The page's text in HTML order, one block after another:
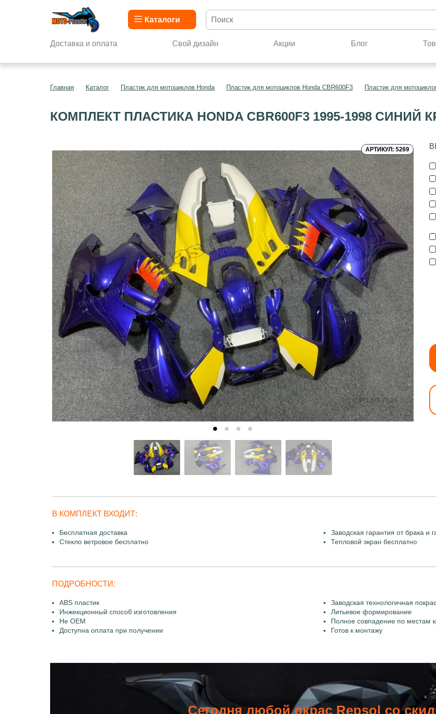
Каталоги
Доставка и оплата Свой дизайн Акции Блог
Главная Каталог Пластик для мотоциклов Honda Пластик для мотоциклов Honda CBR600F3 Пластик для
КОМПЛЕКТ ПЛАСТИКА HONDA CBR600F3 1995-1998
АРТИКУЛ: 5269
В КОМПЛЕКТ ВХОДИТ:
Бесплатная доставка
Заводская гарантия от брака и
Стекло ветровое бесплатно
Тепловой экран бесплатно
ПОДРОБНОСТИ:
ABS пластик
Заводская технологичная
Инжекционный способ изготовления
Литьевое формирование
Не OEM
Полное совпадение по местам
Доступна оплата при получении
Готов к монтажу
Сегодня любой окрас Repsol со